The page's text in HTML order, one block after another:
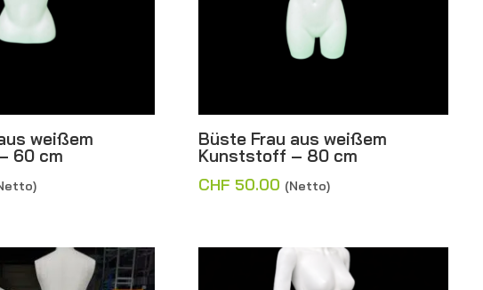
weißem
60 cm
Büste Frau aus weißem
Kunststoff – 80 cm
CHF 50.00 (Netto)